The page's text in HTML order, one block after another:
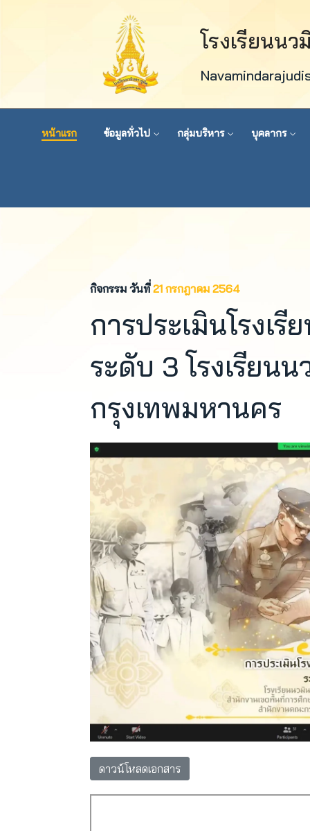
โรงเรียนน
หน้าแรก ข้อมูลทั่วไป กลุ่มบริหาร บุคลากร
กิจกรรม วันที่21 กรกฎาคม 2564
การประเมินโรงเ
ระดับ 3 โรงเรียน
กรุงเทพมหานคร
ดาวน์โหลดเอกสาร